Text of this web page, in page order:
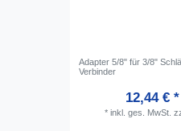
Adapter 5/8" für 3/8"
Verbinder
12,44 € *
* inkl. ges. MwSt.